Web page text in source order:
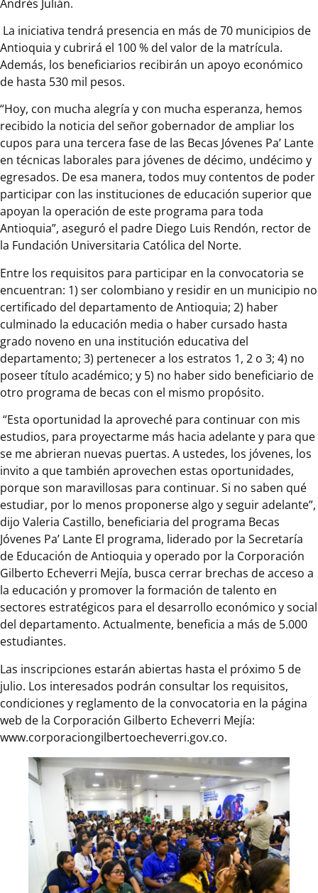
Andrés Julián.
La iniciativa tendrá presencia en más de 70 municipios de
Antioquia y cubrirá el 100 % del valor de la matrícula.
Además, los beneficiarios recibirán un apoyo económico
de hasta 530 mil pesos.
“Hoy, con mucha alegría y con mucha esperanza, hemos
recibido la noticia del señor gobernador de ampliar los
cupos para una tercera fase de las Becas Jóvenes Pa’ Lante
en técnicas laborales para jóvenes de décimo, undécimo y
egresados. De esa manera, todos muy contentos de poder
participar con las instituciones de educación superior que
apoyan la operación de este programa para toda
Antioquia”, aseguró el padre Diego Luis Rendón, rector de
la Fundación Universitaria Católica del Norte.
Entre los requisitos para participar en la convocatoria se
encuentran: 1) ser colombiano y residir en un municipio no
certificado del departamento de Antioquia; 2) haber
culminado la educación media o haber cursado hasta
grado noveno en una institución educativa del
departamento; 3) pertenecer a los estratos 1, 2 o 3; 4) no
poseer título académico; y 5) no haber sido beneficiario de
otro programa de becas con el mismo propósito.
“Esta oportunidad la aproveché para continuar con mis
estudios, para proyectarme más hacia adelante y para que
se me abrieran nuevas puertas. A ustedes, los jóvenes, los
invito a que también aprovechen estas oportunidades,
porque son maravillosas para continuar. Si no saben qué
estudiar, por lo menos proponerse algo y seguir adelante”,
dijo Valeria Castillo, beneficiaria del programa Becas
Jóvenes Pa’ Lante El programa, liderado por la Secretaría
de Educación de Antioquia y operado por la Corporación
Gilberto Echeverri Mejía, busca cerrar brechas de acceso a
la educación y promover la formación de talento en
sectores estratégicos para el desarrollo económico y social
del departamento. Actualmente, beneficia a más de 5.000
estudiantes.
Las inscripciones estarán abiertas hasta el próximo 5 de
julio. Los interesados podrán consultar los requisitos,
condiciones y reglamento de la convocatoria en la página
web de la Corporación Gilberto Echeverri Mejía:
www.corporaciongilbertoecheverri.gov.co.